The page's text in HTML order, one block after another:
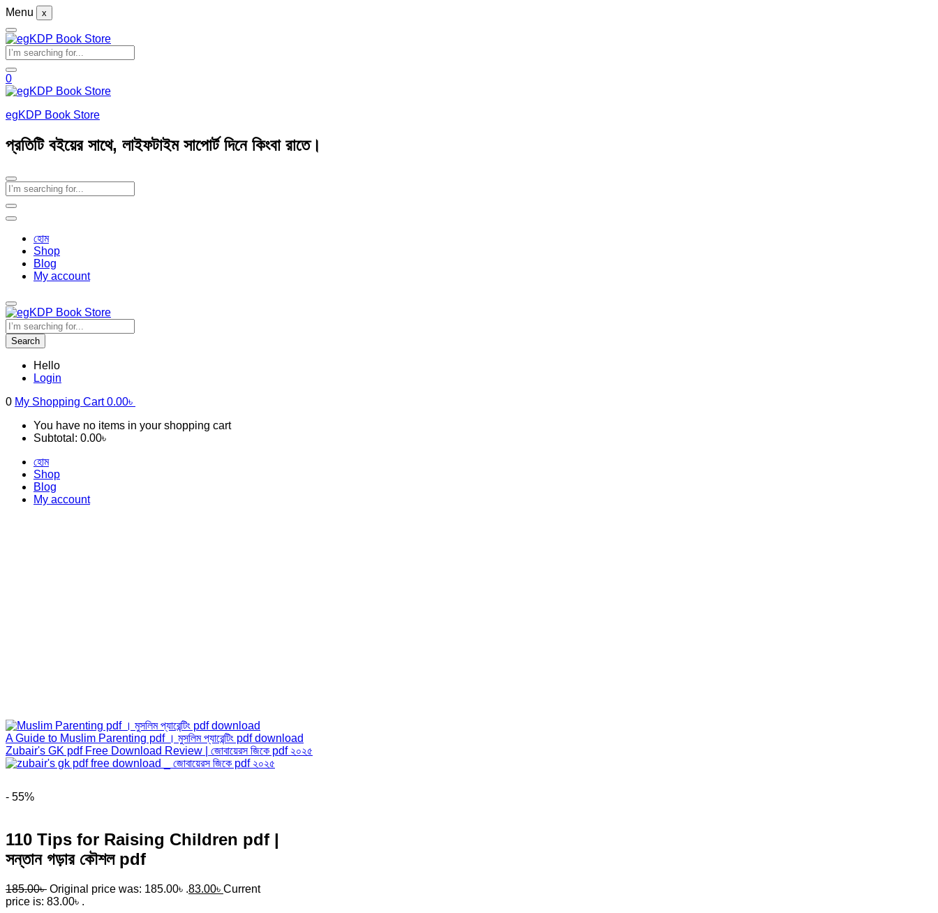
Menu x
0
egKDP Book Store
প্রতিটি বইয়ের সাথে, লাইফটাইম সাপোর্ট দিনে কিংবা রাতে।
হোম
Shop
Blog
My account
Search
Hello
Login
0 My Shopping Cart0.00৳
You have no items in your shopping cart
Subtotal: 0.00৳
হোম
Shop
Blog
My account
A Guide to Muslim Parenting pdf । মুসলিম প্যারেন্টিং pdf download
Zubair's GK pdf Free Download Review | জোবায়েরস জিকে pdf ২০২৫
- 55%
110 Tips for Raising Children pdf |
সন্তান গড়ার কৌশল pdf
185.00৳ Original price was: 185.00৳ .83.00৳ Current
price is: 83.00৳ .